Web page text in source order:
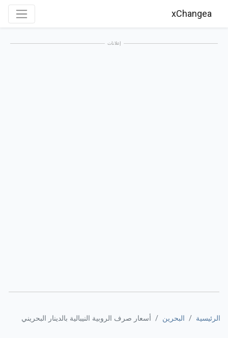
xChangea
إعلانات
الرئيسية البحرين أسعار صرف الروبية النيبالية بالدينار البحريني